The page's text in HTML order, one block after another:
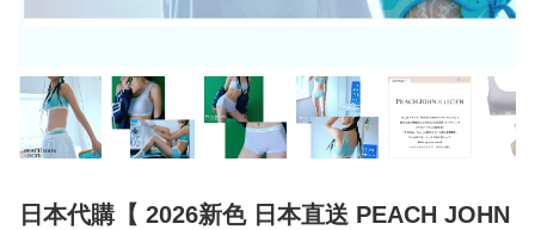
日本代購【 2026新色 日本直送 PEACH JOHN